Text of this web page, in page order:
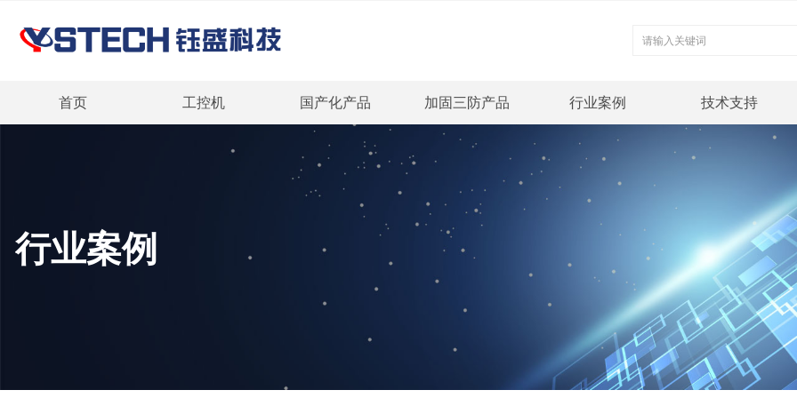
首页 工控机 国产化产品 加固三防产品 行业案例 技术支持
行业案例